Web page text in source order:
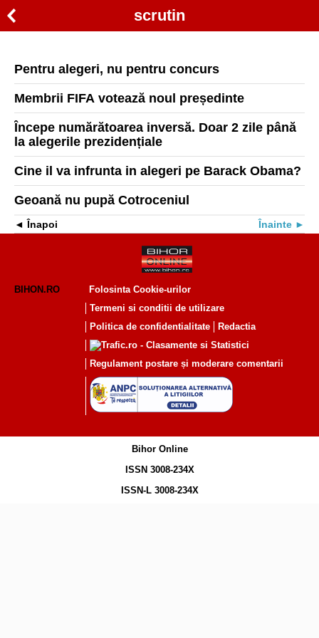
scrutin
Pentru alegeri, nu pentru concurs
Membrii FIFA votează noul președinte
Începe numărătoarea inversă. Doar 2 zile până
la alegerile prezidențiale
Cine il va infrunta in alegeri pe Barack Obama?
Geoană nu pupă Cotroceniul
Înapoi Înainte
BIHON.RO
Folosinta Cookie-urilor
Termeni si conditii de utilizare
Politica de confidentialitate
Redactia
Regulament postare și moderare comentarii
Bihor Online
ISSN 3008-234X
ISSN-L 3008-234X